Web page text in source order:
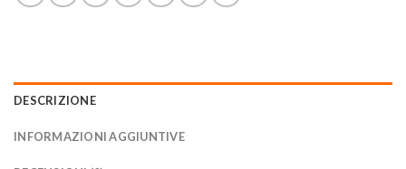
DESCRIZIONE
INFORMAZIONI AGGIUNTIVE